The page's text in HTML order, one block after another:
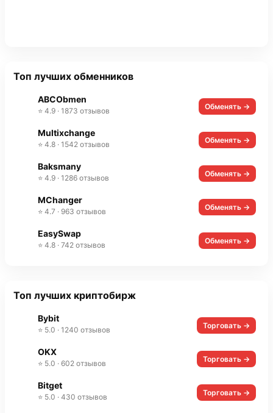
Топ лучших обменников
ABCObmen
⭐ 4.9 · 1873 отзывов Обменять →
Multixchange
⭐ 4.8 · 1542 отзывов Обменять →
Baksmany
⭐ 4.9 · 1286 отзывов Обменять →
MChanger
⭐ 4.7 · 963 отзывов Обменять →
EasySwap
⭐ 4.8 · 742 отзывов Обменять →
Топ лучших криптобирж
Bybit
⭐ 5.0 · 1240 отзывов Торговать →
OKX
⭐ 5.0 · 602 отзывов Торговать →
Bitget
⭐ 5.0 · 430 отзывов Торговать →